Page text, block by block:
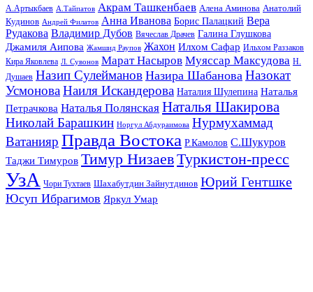
А.Артыкбаев А.Тайпатов Акрам Ташкенбаев Алена Аминова Анатолий
Кудинов Андрей Филатов Анна Иванова Борис Палацкий Вера
Рудакова Владимир Дубов Вячеслав Драчев Галина Глушкова
Джамиля Аипова Жамшид Раупов Жахон Илхом Сафар Ильхом Раззаков
Кира Яковлева Л. Сувонов Марат Насыров Муяссар Максудова Н.
Душаев Назип Сулейманов Назира Шабанова Назокат
УсмоноваНаиля Искандерова Наталия Шулепина Наталья
Петрачкова Наталья Полянская Наталья Шакирова
Николай Барашкин Норгул Абдураимова Нурмухаммад
Ватанияр Правда Востока Р.Камолов С.Шукуров
Таджи Тимуров Тимур НизаевТуркистон-пресс
УзА Чори Тухтаев Шахабутдин Зайнутдинов Юрий Гентшке
Юсуп Ибрагимов Яркул Умар